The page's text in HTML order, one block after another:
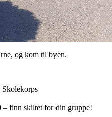
og kom til byen.
Skolekorps
– finn skiltet for din gruppe!